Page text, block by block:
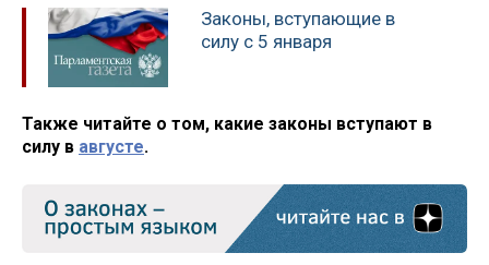
Законы, вступающие в
силу с 5 января
Также читайте о том, какие законы вступают в
силу в августе.